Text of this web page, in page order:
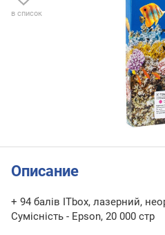
в список
Описание
+ 94 балів ITbox, лазерний,
Сумісність - Epson, 20 000 стр